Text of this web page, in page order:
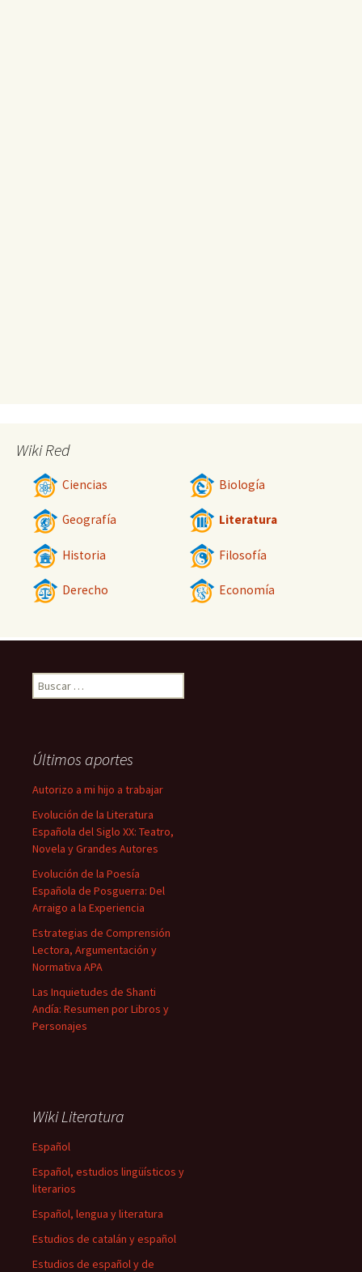
Wiki Red
Ciencias Biología
Geografía Literatura
Historia Filosofía
Derecho Economía
Buscar:
Últimos aportes
Autorizo a mi hijo a trabajar
Evolución de la Literatura
Española del Siglo XX: Teatro,
Novela y Grandes Autores
Evolución de la Poesía
Española de Posguerra: Del
Arraigo a la Experiencia
Estrategias de Comprensión
Lectora, Argumentación y
Normativa APA
Las Inquietudes de Shanti
Andía: Resumen por Libros y
Personajes
Wiki Literatura
Español
Español, estudios lingüísticos y
literarios
Español, lengua y literatura
Estudios de catalán y español
Estudios de español y de